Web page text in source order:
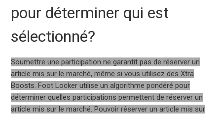
pour déterminer qui est
sélectionné?
Soumettre une participation ne garantit pas de réserver un
article mis sur le marché, même si vous utilisez des Xtra
Boosts. Foot Locker utilise un algorithme pondéré pour
déterminer quelles participations permettent de réserver un
article mis sur le marché. Pouvoir réserver un article mis sur